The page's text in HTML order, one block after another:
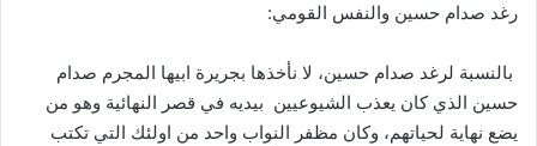
رغد صدام حسين والنفس القومي:
بالنسبة لرغد صدام حسين، لا نأخذها بجريرة ابيها المجرم صدام
حسين الذي كان يعذب الشيوعيين بيديه في قصر النهائية وهو من
يضع نهاية لحياتهم، وكان مظفر النواب واحد من اولئك التي تكتب